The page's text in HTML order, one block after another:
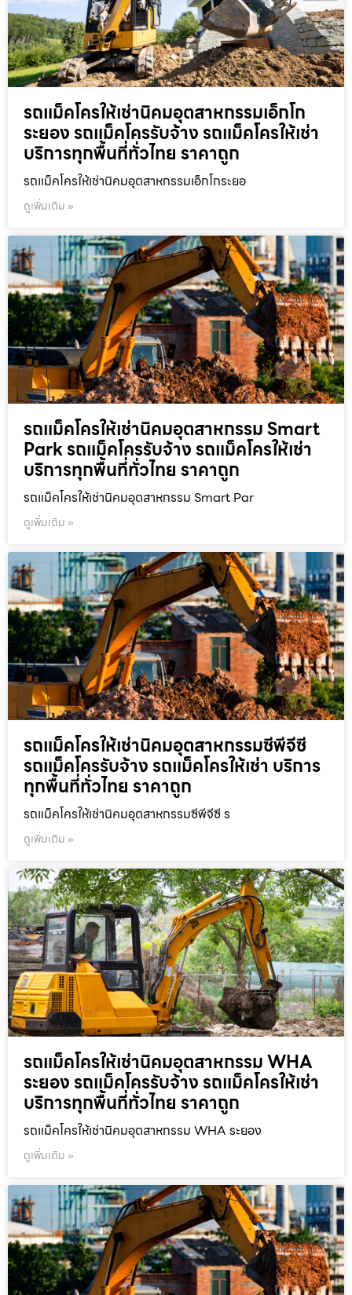
รถแม็คโครให้เช่านิคมอุตสาหกรรมเอ็กโก
ระยอง รถแม็คโครรับจ้าง รถแม็คโครให้เช่า
บริการทุกพื้นที่ทั่วไทย ราคาถูก
รถแม็คโครให้เช่านิคมอุตสาหกรรมเอ็กโกระยอ
ดูเพิ่มเติม »
รถแม็คโครให้เช่านิคมอุตสาหกรรม Smart
Park รถแม็คโครรับจ้าง รถแม็คโครให้เช่า
บริการทุกพื้นที่ทั่วไทย ราคาถูก
รถแม็คโครให้เช่านิคมอุตสาหกรรม Smart Par
ดูเพิ่มเติม »
รถแม็คโครให้เช่านิคมอุตสาหกรรมซีพีจีซี
รถแม็คโครรับจ้าง รถแม็คโครให้เช่า บริการ
ทุกพื้นที่ทั่วไทย ราคาถูก
รถแม็คโครให้เช่านิคมอุตสาหกรรมซีพีจีซี ร
ดูเพิ่มเติม »
รถแม็คโครให้เช่านิคมอุตสาหกรรม WHA
ระยอง รถแม็คโครรับจ้าง รถแม็คโครให้เช่า
บริการทุกพื้นที่ทั่วไทย ราคาถูก
รถแม็คโครให้เช่านิคมอุตสาหกรรม WHA ระยอง
ดูเพิ่มเติม »